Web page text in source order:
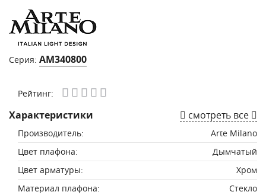
Серия: AM340800
Рейтинг:
Характеристики смотреть все
Производитель:
Arte Milano
Цвет плафона:
Дымчатый
Цвет арматуры:
Хром
Материал плафона:
Стекло